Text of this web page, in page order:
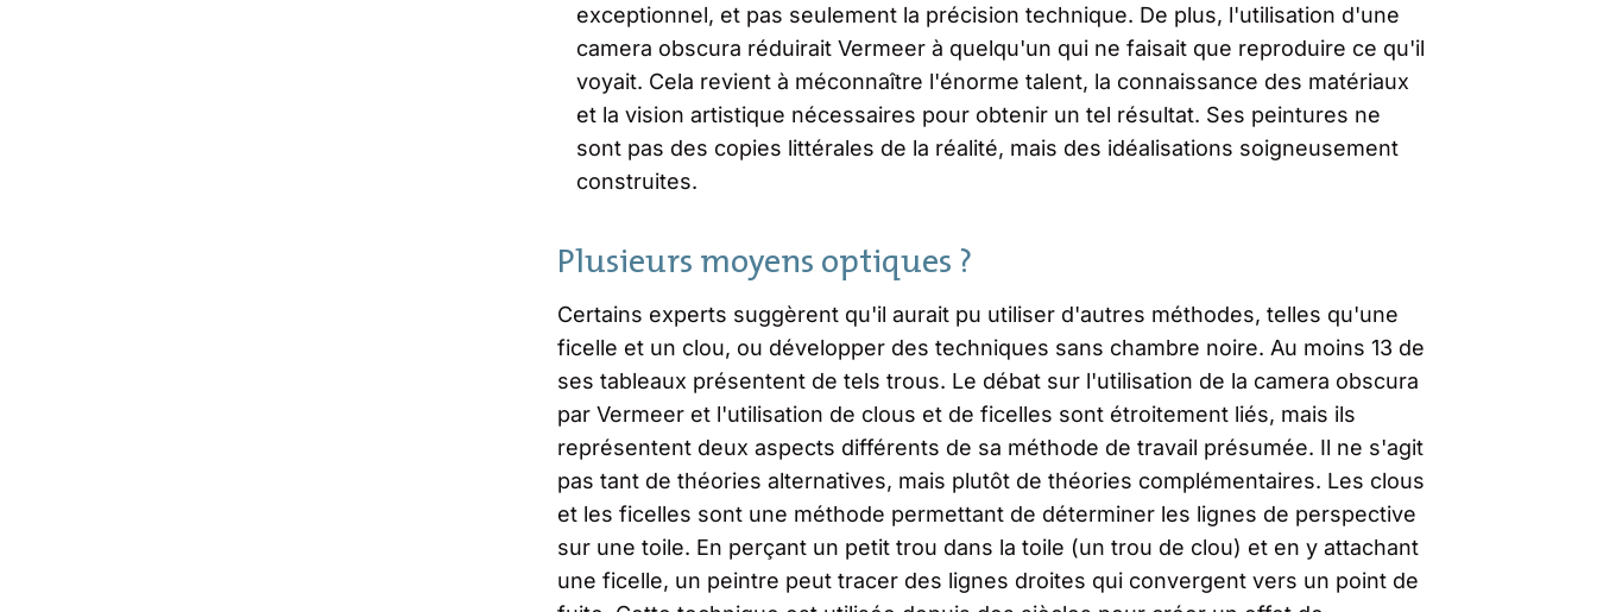
exceptionnel, et pas seulement la précision technique. De plus, l'utilisation d'une
camera obscura réduirait Vermeer à quelqu'un qui ne faisait que reproduire ce qu'il
voyait. Cela revient à méconnaître l'énorme talent, la connaissance des matériaux
et la vision artistique nécessaires pour obtenir un tel résultat. Ses peintures ne
sont pas des copies littérales de la réalité, mais des idéalisations soigneusement
construites.
Plusieurs moyens optiques ?
Certains experts suggèrent qu'il aurait pu utiliser d'autres méthodes, telles qu'une
ficelle et un clou, ou développer des techniques sans chambre noire. Au moins 13 de
ses tableaux présentent de tels trous. Le débat sur l'utilisation de la camera obscura
par Vermeer et l'utilisation de clous et de ficelles sont étroitement liés, mais ils
représentent deux aspects différents de sa méthode de travail présumée. Il ne s'agit
pas tant de théories alternatives, mais plutôt de théories complémentaires. Les clous
et les ficelles sont une méthode permettant de déterminer les lignes de perspective
sur une toile. En perçant un petit trou dans la toile (un trou de clou) et en y attachant
une ficelle, un peintre peut tracer des lignes droites qui convergent vers un point de